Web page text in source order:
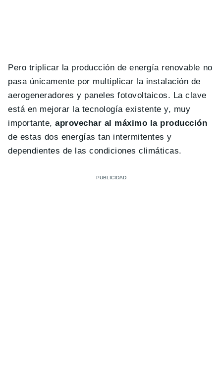
Pero triplicar la producción de energía renovable no
pasa únicamente por multiplicar la instalación de
aerogeneradores y paneles fotovoltaicos. La clave
está en mejorar la tecnología existente y, muy
importante,aprovechar al máximo la producción
de estas dos energías tan intermitentes y
dependientes de las condiciones climáticas.